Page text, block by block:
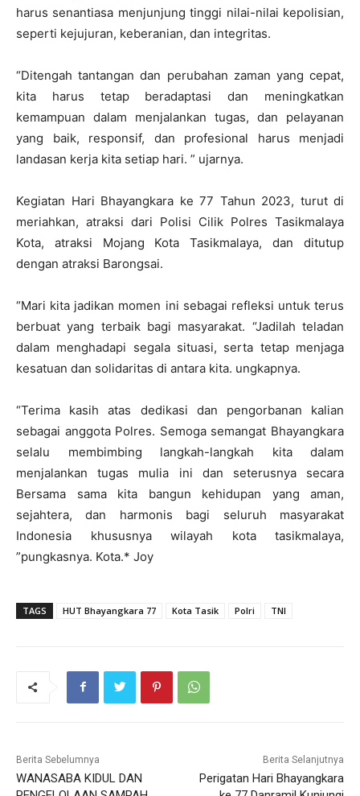
harus senantiasa menjunjung tinggi nilai-nilai kepolisian,
seperti kejujuran, keberanian, dan integritas.
“Ditengah tantangan dan perubahan zaman yang cepat,
kita harus tetap beradaptasi dan meningkatkan
kemampuan dalam menjalankan tugas, dan pelayanan
yang baik, responsif, dan profesional harus menjadi
landasan kerja kita setiap hari. ” ujarnya.
Kegiatan Hari Bhayangkara ke 77 Tahun 2023, turut di
meriahkan, atraksi dari Polisi Cilik Polres Tasikmalaya
Kota, atraksi Mojang Kota Tasikmalaya, dan ditutup
dengan atraksi Barongsai.
“Mari kita jadikan momen ini sebagai refleksi untuk terus
berbuat yang terbaik bagi masyarakat. “Jadilah teladan
dalam menghadapi segala situasi, serta tetap menjaga
kesatuan dan solidaritas di antara kita. ungkapnya.
“Terima kasih atas dedikasi dan pengorbanan kalian
sebagai anggota Polres. Semoga semangat Bhayangkara
selalu membimbing langkah-langkah kita dalam
menjalankan tugas mulia ini dan seterusnya secara
Bersama sama kita bangun kehidupan yang aman,
sejahtera, dan harmonis bagi seluruh masyarakat
Indonesia khususnya wilayah kota tasikmalaya,
”pungkasnya. Kota.* Joy
TAGS HUT Bhayangkara 77 Kota Tasik Polri TNI
Berita Sebelumnya
WANASABA KIDUL DAN
Berita Selanjutnya
Perigatan Hari Bhayangkara